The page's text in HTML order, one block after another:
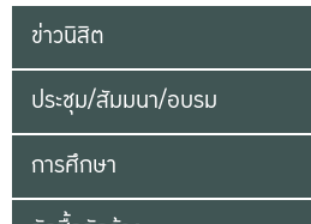
ข่าวนิสิต
ประชุม/สัมมนา/อบรม
การศึกษา